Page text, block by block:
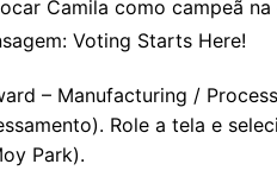
Camila como campeã
Voting Starts Here!
– Manufacturing /
Role a tela e
Park).